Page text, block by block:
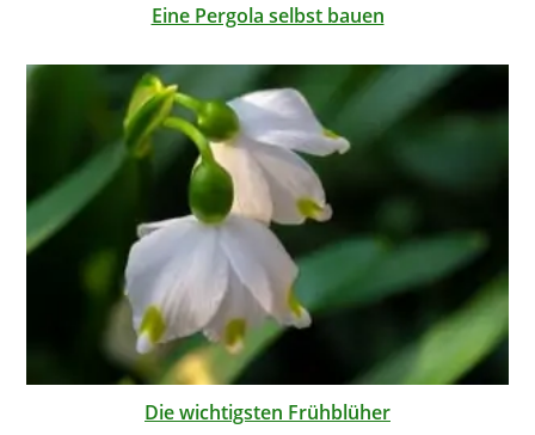
Eine Pergola selbst bauen
Die wichtigsten Frühblüher